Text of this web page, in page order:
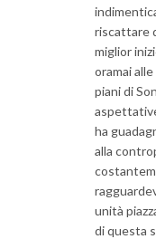
riscattare
miglior
oramai
piani di
ha
alla
unità
di questa